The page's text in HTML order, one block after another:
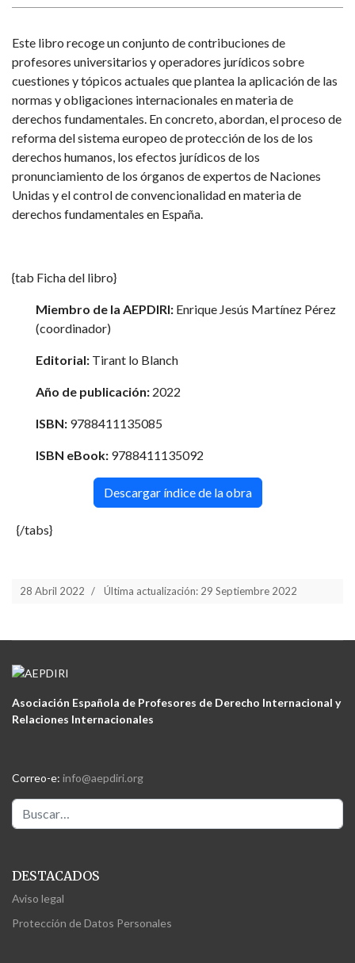
Este libro recoge un conjunto de contribuciones de
profesores universitarios y operadores jurídicos sobre
cuestiones y tópicos actuales que plantea la aplicación de las
normas y obligaciones internacionales en materia de
derechos fundamentales. En concreto, abordan, el proceso de
reforma del sistema europeo de protección de los de los
derechos humanos, los efectos jurídicos de los
pronunciamiento de los órganos de expertos de Naciones
Unidas y el control de convencionalidad en materia de
derechos fundamentales en España.
{tab Ficha del libro}
Miembro de la AEPDIRI: Enrique Jesús Martínez Pérez
(coordinador)
Editorial: Tirant lo Blanch
Año de publicación: 2022
ISBN: 9788411135085
ISBN eBook: 9788411135092
Descargar índice de la obra
{/tabs}
28 Abril 2022 Última actualización: 29 Septiembre 2022
Asociación Española de Profesores de Derecho Internacional y
Relaciones Internacionales
Correo-e: info@aepdiri.org
Buscar
DESTACADOS
Aviso legal
Protección de Datos Personales